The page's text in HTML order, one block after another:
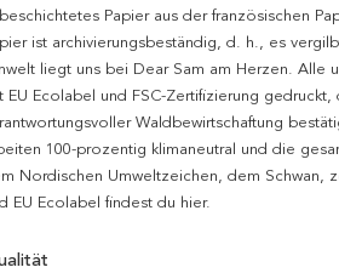
Papier aus der französischen
ist archivierungsbeständig, d. h., es
liegt uns bei Dear Sam am Herzen. Alle
EU Ecolabel und FSC-Zertifizierung gedruckt,
Waldbewirtschaftung
100-prozentig klimaneutral und die
Nordischen Umweltzeichen, dem Schwan,
EU Ecolabel findest du hier.